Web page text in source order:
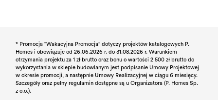
* Promocja "Wakacyjna Promocja” dotyczy projektów katalogowych P.
Homes i obowiązuje od 26.06.2026 r. do 31.08.2026 r. Warunkiem
otrzymania projektu za 1 zł brutto oraz bonu o wartości 2 500 zł brutto do
wykorzystania w sklepie budowlanym jest podpisanie Umowy Projektowej
w okresie promocji, a następnie Umowy Realizacyjnej w ciągu 6 miesięcy.
Szczegóły oraz pełny regulamin dostępne są u Organizatora (P. Homes Sp.
z o.o.).